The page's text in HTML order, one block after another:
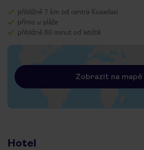
přibližně 7 km od centra Kusadasi
přímo u pláže
přibližně 80 minut od letiště
Zobrazit na mapě
Hotel